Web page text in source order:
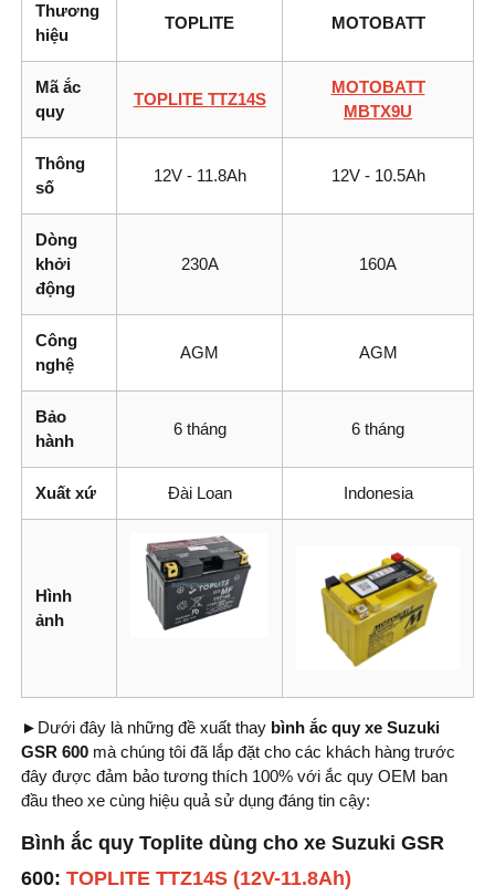
Thương
hiệu
TOPLITE MOTOBATT
Mã ắc
quy
TOPLITE TTZ14S
MOTOBATT
MBTX9U
Thông
số
12V - 11.8Ah 12V - 10.5Ah
Dòng
khởi
động
230A 160A
Công
nghệ
AGM AGM
Bảo
hành
6 tháng 6 tháng
Xuất xứ Đài Loan Indonesia
Hình
ảnh
► Dưới đây là những đề xuất thay bình ắc quy xe Suzuki
GSR 600 mà chúng tôi đã lắp đặt cho các khách hàng trước
đây được đảm bảo tương thích 100% với ắc quy OEM ban
đầu theo xe cùng hiệu quả sử dụng đáng tin cậy:
Bình ắc quy Toplite dùng cho xe Suzuki GSR
600: TOPLITE TTZ14S (12V-11.8Ah)